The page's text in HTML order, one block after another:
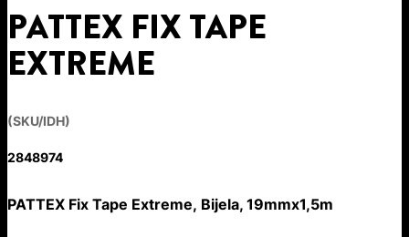
PATTEX FIX TAPE
EXTREME
(SKU/IDH)
2848974
PATTEX Fix Tape Extreme, Bijela, 19mmx1,5m